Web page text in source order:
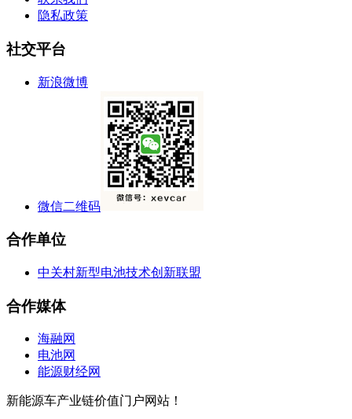
隐私政策
社交平台
新浪微博
微信二维码
合作单位
中关村新型电池技术创新联盟
合作媒体
海融网
电池网
能源财经网
新能源车产业链价值门户网站！